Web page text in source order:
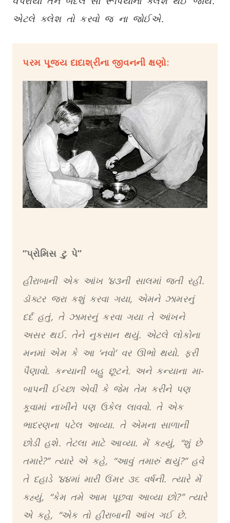
એટલે ક્લેશ તો કરવો જ ના જોઈએ.
પરમ પૂજ્ય દાદાશ્રીના જીવનની ક્ષણો:
“પ્રોમિસ ટુ પે”
હીરાબાની એક આંખ ’૪૩ની સાલમાં જતી રહી.
ડૉક્ટર જરા કશું કરવા ગયા, એમને ઝામરનું
દર્દ હતું, તે ઝામરનું કરવા ગયા તે આંખને
અસર થઈ. તેને નુકસાન થયું. એટલે લોકોના
મનમાં એમ કે આ ‘નવો’ વર ઊભો થયો. ફરી
પૈણાવો. કન્યાની બહુ છૂટને. અને કન્યાના મા-
બાપની ઈચ્છા એવી કે જેમ તેમ કરીને પણ
કૂવામાં નાખીને પણ ઉકેલ લાવવો. તે એક
ભાદરણના પટેલ આવ્યા. તે એમના સાળાની
છોડી હશે. તેટલા માટે આવ્યા. મેં કહ્યું, “શું છે
તમારે?” ત્યારે એ કહે, “આવું તમારું થયું?” હવે
તે દહાડે ’૪૪માં મારી ઉંમર ૩૬ વર્ષની. ત્યારે મેં
કહ્યું, “કેમ તમે આમ પૂછવા આવ્યા છો?” ત્યારે
એ કહે, “એક તો હીરાબાની આંખ ગઈ છે.